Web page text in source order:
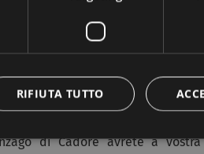
il centro per lo sci di fondo
di Cadore avrete a vostra
RIFIUTA TUTTO